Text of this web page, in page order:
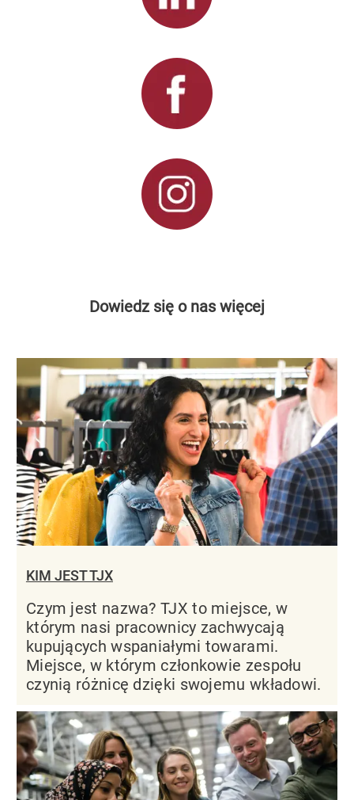
Dowiedz się o nas więcej
KIM JEST TJX
Czym jest nazwa? TJX to miejsce, w
którym nasi pracownicy zachwycają
kupujących wspaniałymi towarami.
Miejsce, w którym członkowie zespołu
czynią różnicę dzięki swojemu wkładowi.